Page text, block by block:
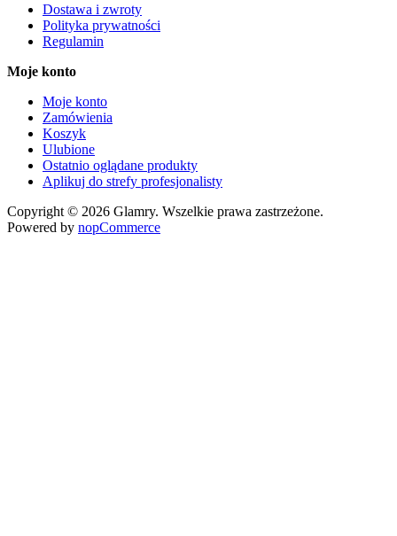
Dostawa i zwroty
Polityka prywatności
Regulamin
Moje konto
Moje konto
Zamówienia
Koszyk
Ulubione
Ostatnio oglądane produkty
Aplikuj do strefy profesjonalisty
Copyright © 2026 Glamry. Wszelkie prawa zastrzeżone.
Powered by nopCommerce